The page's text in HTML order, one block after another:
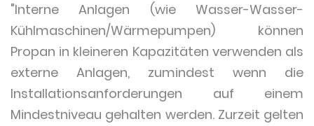
"Interne Anlagen (wie Wasser-Wasser-
Kühlmaschinen/Wärmepumpen) können
Propan in kleineren Kapazitäten verwenden als
externe Anlagen, zumindest wenn die
Installationsanforderungen auf einem
Mindestniveau gehalten werden. Zurzeit gelten